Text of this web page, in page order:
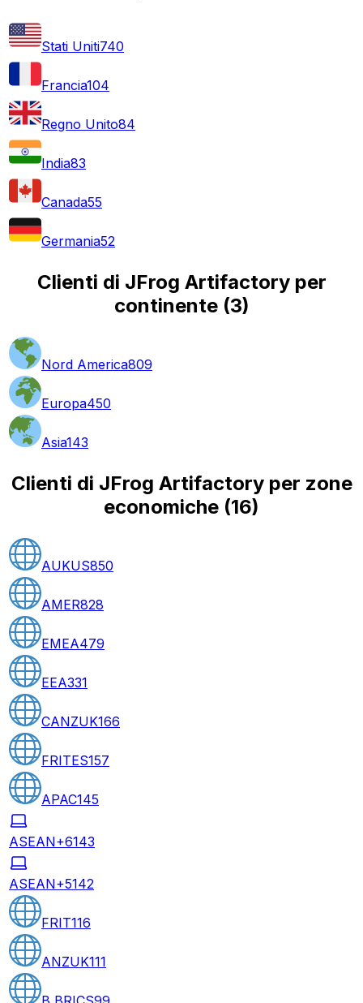
Stati Uniti740
Francia104
Regno Unito84
India83
Canada55
Germania52
Clienti di JFrog Artifactory per
continente(3)
Nord America809
Europa450
Asia143
Clienti di JFrog Artifactory per zone
economiche (16)
AUKUS850
AMER828
EMEA479
EEA331
CANZUK166
FRITES157
APAC145
ASEAN+6143
ASEAN+5142
FRIT116
ANZUK111